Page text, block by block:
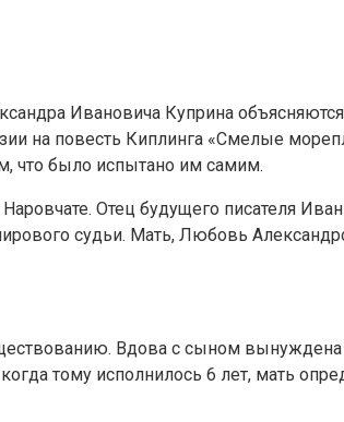
Ивановича Куприна
на повесть Киплинга «Смелые
что было испытано им самим.
Отец будущего писателя
судьи. Мать, Любовь
Вдова с сыном
тому исполнилось 6 лет, мать